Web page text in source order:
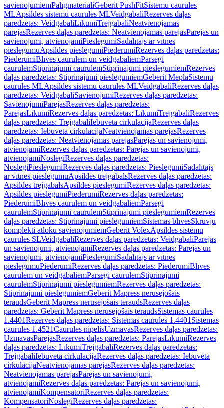
savienojumiemPalīgmateriāliGeberit PushFitSistēmu caurules
MLApsildes sistēmu caurules MLVeidgabaliRezerves daļas
paredzētas: VeidgabaliLīkumiTrejgabaliNeatvienojamas
pārejasRezerves daļas paredzētas: Neatvienojamas pārejasPārejas un
savienojumi, atvienojamiPieslēgumiSadalītājs ar vītnes
pieslēgumuApsildes pieslēgumiPiederumiRezerves daļas paredzētas:
PiederumiBlīves caurulēm un veidgabaliemPārsegi
caurulēmStiprinājumi caurulēmStiprinājumi pieslēgumiemRezerves
daļas paredzētas: Stiprinājumi pieslēgumiemGeberit MeplaSistēmu
caurules MLApsildes sistēmu caurules MLVeidgabaliRezerves daļas
paredzētas: VeidgabaliSavienojumiRezerves daļas paredzētas:
SavienojumiPārejasRezerves daļas paredzētas:
PārejasLīkumiRezerves daļas paredzētas: LīkumiTrejgabaliRezerves
daļas paredzētas: TrejgabaliIebūvēta cirkulācijaRezerves daļas
paredzētas: Iebūvēta cirkulācijaNeatvienojamas pārejasRezerves
daļas paredzētas: Neatvienojamas pārejasPārejas un savienojumi,
atvienojamiRezerves daļas paredzētas: Pārejas un savienojumi,
atvienojamiNoslēgiRezerves daļas paredzētas:
NoslēgiPieslēgumiRezerves daļas paredzētas: PieslēgumiSadalītājs
ar vītnes pieslēgumuApsildes trejgabalsRezerves daļas paredzētas:
Apsildes trejgabalsApsildes pieslēgumiRezerves daļas paredzētas:
Apsildes pieslēgumiPiederumiRezerves daļas paredzētas:
PiederumiBlīves caurulēm un veidgabaliemPārsegi
caurulēmStiprinājumi caurulēmStiprinājumi pieslēgumiemRezerves
daļas paredzētas: Stiprinājumi pieslēgumiemSistēmas blīvesSkrūvju
komplekti atloku savienojumiemGeberit VolexApsildes sistēmu
caurules SLVeidgabaliRezerves daļas paredzētas: VeidgabaliPārejas
un savienojumi, atvienojamiRezerves daļas paredzētas: Pārejas un
savienojumi, atvienojamiPieslēgumiSadalītājs ar vītnes
pieslēgumuPiederumiRezerves daļas paredzētas: PiederumiBlīves
caurulēm un veidgabaliemPārsegi caurulēmStiprinājumi
caurulēmStiprinājumi pieslēgumiemRezerves daļas paredzētas:
Stiprinājumi pieslēgumiemGeberit Mapress nerūsējošais
tēraudsGeberit Mapress nerūsējošais tēraudsRezerves daļas
paredzētas: Geberit Mapress nerūsējošais tēraudsSistēmas caurules
1.4401Rezerves daļas paredzētas: Sistēmas caurules 1.4401 Sistēmas
caurules 1.4521Caurules nipelisUzmavasRezerves daļas paredzētas:
UzmavasPārejasRezerves daļas paredzētas: PārejasLīkumiRezerves
daļas paredzētas: LīkumiTrejgabaliRezerves daļas paredzētas:
TrejgabaliIebūvēta cirkulācijaRezerves daļas paredzētas: Iebūvēta
cirkulācijaNeatvienojamas pārejasRezerves daļas paredzētas:
Neatvienojamas pārejasPārejas un savienojumi,
atvienojamiRezerves daļas paredzētas: Pārejas un savienojumi,
atvienojamiKompensatoriRezerves daļas paredzētas:
KompensatoriNoslēgiRezerves daļas paredzētas: